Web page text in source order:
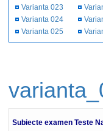
Varianta 023
Varianta 024
Varianta 025
Subiecte examen Teste